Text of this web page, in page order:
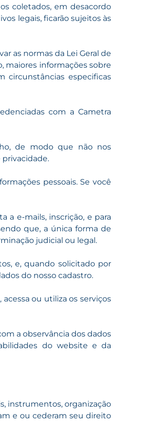
coletados, em desacordo
legais, ficarão sujeitos às
as normas da Lei Geral de
maiores informações sobre
circunstâncias especificas
com a Cametra
de modo que não nos
privacidade.
pessoais. Se você
a e-mails, inscrição, e para
que, a única forma de
judicial ou legal.
e, quando solicitado por
do nosso cadastro.
ou utiliza os serviços
a observância dos dados
do website e da
instrumentos, organização
e ou cederam seu direito